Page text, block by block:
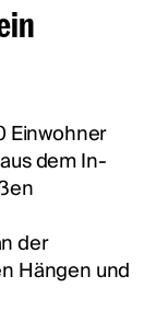
Einwohner
dem In-
der
Hängen und